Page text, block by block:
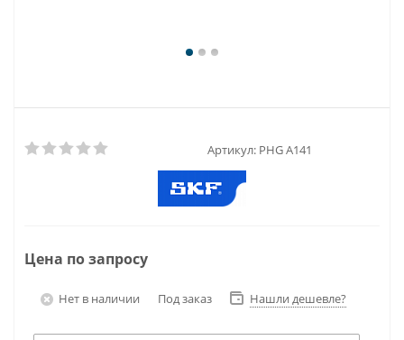
Артикул: PHG A141
Цена по запросу
Нет в наличии Под заказ Нашли дешевле?